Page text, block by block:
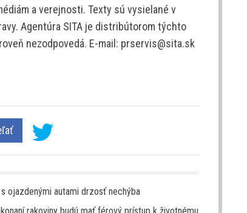
a verejnosti. Texty sú vysielané v
Agentúra SITA je distribútorom týchto
nezodpovedá. E-mail: prservis@sita.sk
ojazdenými autami drzosť nechýba